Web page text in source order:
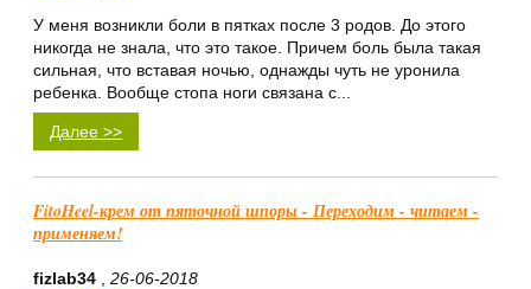
У меня возникли боли в пятках после 3 родов. До этого
никогда не знала, что это такое. Причем боль была такая
сильная, что вставая ночью, однажды чуть не уронила
ребенка. Вообще стопа ноги связана с...
Далее >>
FitoHeel-крем от пяточной шпоры - Переходим - читаем -
применяем!
fizlab34 ,26-06-2018